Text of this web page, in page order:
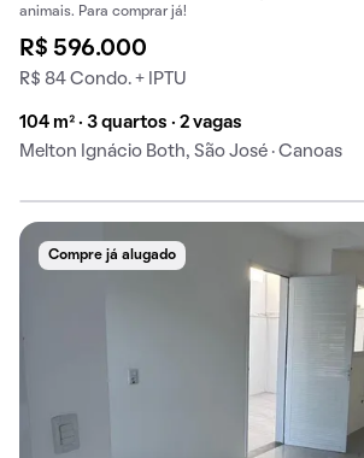
animais. Para comprar já!
R$ 596.000
R$ 84 Condo. + IPTU
104 m² · 3 quartos · 2 vagas
Melton Ignácio Both, São José · Canoas
Compre já alugado